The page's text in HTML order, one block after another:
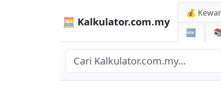
🧮 Kalkulator.com.my
💰
🆕